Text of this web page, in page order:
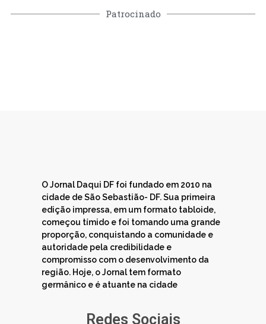
Patrocinado
O Jornal Daqui DF foi fundado em 2010 na
cidade de São Sebastião- DF. Sua primeira
edição impressa, em um formato tabloide,
começou tímido e foi tomando uma grande
proporção, conquistando a comunidade e
autoridade pela credibilidade e
compromisso com o desenvolvimento da
região. Hoje, o Jornal tem formato
germânico e é atuante na cidade
Redes Sociais